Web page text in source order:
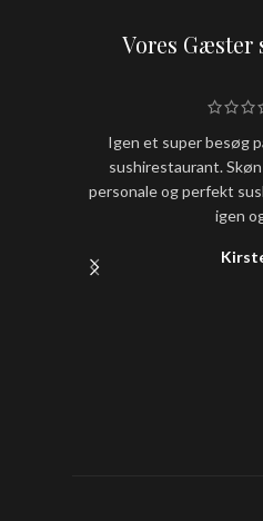
Vores Gæster
Igen et super besøg
sushirestaurant.
personale og perfekt
igen